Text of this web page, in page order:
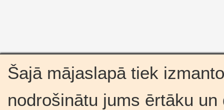
Šajā mājaslapā tiek
nodrošinātu jums ērtāku